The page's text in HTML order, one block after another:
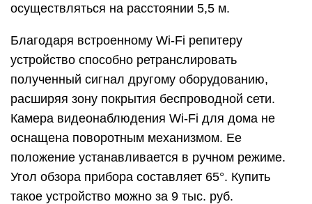
осуществляться на расстоянии 5,5 м.
Благодаря встроенному Wі-Fi репитеру
устройство способно ретранслировать
полученный сигнал другому оборудованию,
расширяя зону покрытия беспроводной сети.
Камера видеонаблюдения Wi-Fi для дома не
оснащена поворотным механизмом. Ее
положение устанавливается в ручном режиме.
Угол обзора прибора составляет 65°. Купить
такое устройство можно за 9 тыс. руб.